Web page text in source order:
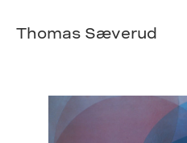
Thomas Sæverud